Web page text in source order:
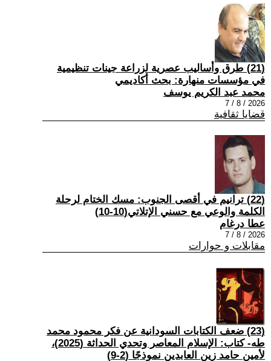
(21) طرق وأساليب عصرية لزراعة جينات تنظيمية
في مؤسسات منهارة: بحث أكاديمي
محمد عبد الكريم يوسف
2026 / 8 / 7
قضايا ثقافية
(22) ترانيم في أقصى الجنوب: مسك الختام لرحلة
الكلمة والوعي مع حسني الإتلاتي(10-10)
عطا درغام
2026 / 8 / 7
مقابلات و حوارات
(23) ضعف الكتابات السودانية عن فكر محمود محمد
طه- كتاب: الإسلام المعاصر وتحدي الحداثة (2025)،
لأمين حامد زين العابدين نموذجًا (2-9)